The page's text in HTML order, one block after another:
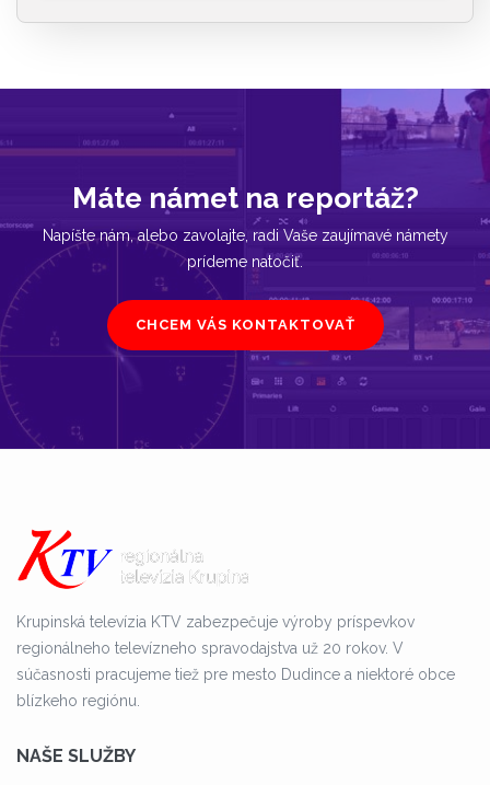
Máte námet na reportáž?
Napíšte nám, alebo zavolajte, radi Vaše zaujímavé námety
prídeme natočiť.
CHCEM VÁS KONTAKTOVAŤ
Krupinská televízia KTV zabezpečuje výroby príspevkov
regionálneho televízneho spravodajstva už 20 rokov. V
súčasnosti pracujeme tiež pre mesto Dudince a niektoré obce
blízkeho regiónu.
NAŠE SLUŽBY